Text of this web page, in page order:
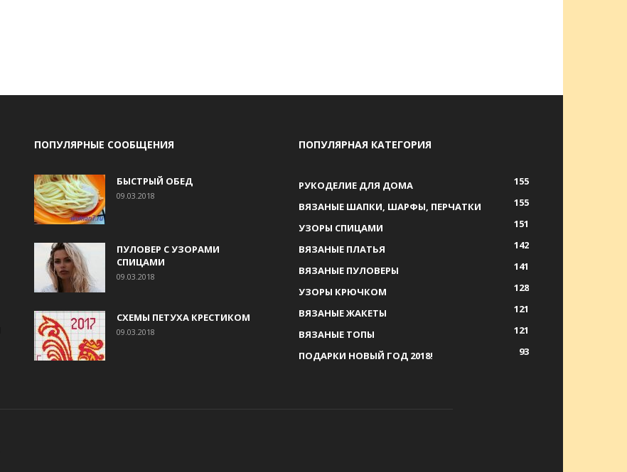
ПОПУЛЯРНЫЕ СООБЩЕНИЯ
БЫСТРЫЙ ОБЕД
09.03.2018
ПУЛОВЕР С УЗОРАМИ
СПИЦАМИ
09.03.2018
СХЕМЫ ПЕТУХА КРЕСТИКОМ
09.03.2018
ПОПУЛЯРНАЯ КАТЕГОРИЯ
РУКОДЕЛИЕ ДЛЯ ДОМА
155
ВЯЗАНЫЕ ШАПКИ, ШАРФЫ, ПЕРЧАТКИ
155
УЗОРЫ СПИЦАМИ
151
ВЯЗАНЫЕ ПЛАТЬЯ
142
ВЯЗАНЫЕ ПУЛОВЕРЫ
141
УЗОРЫ КРЮЧКОМ
128
ВЯЗАНЫЕ ЖАКЕТЫ
121
ВЯЗАНЫЕ ТОПЫ
121
ПОДАРКИ НОВЫЙ ГОД 2018!
93